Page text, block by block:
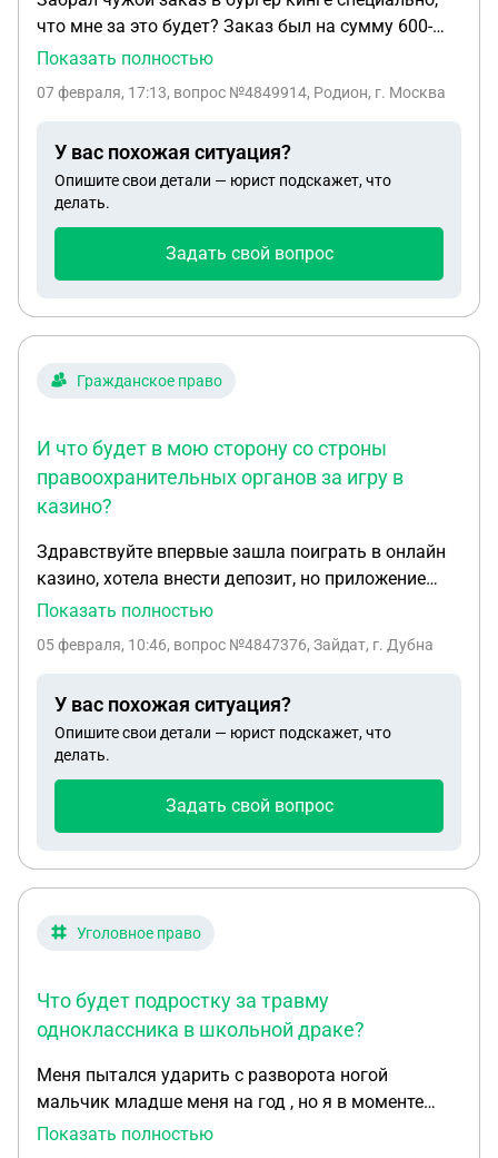
что мне за это будет? Заказ был на сумму 600-
700 рублей, будут ли меня искать ментура, и что
сказал меня ищут работники заведения
Показать полностью
07 февраля, 17:13, вопрос №4849914, Родион, г. Москва
У вас похожая ситуация?
Опишите свои детали — юрист подскажет, что
делать.
Задать свой вопрос
Гражданское право
И что будет в мою сторону со строны
правоохранительных органов за игру в
казино?
Здравствуйте впервые зашла поиграть в онлайн
казино, хотела внести депозит, но приложение
банка заглючило списали 5 раз вместо одного
был сделан перевод, меня послали на три
обратиться в правоохранительные органы с
заявлением ? И что будет в мою сторону со
строны правоохранительных органов за игру в
Показать полностью
05 февраля, 10:46, вопрос №4847376, Зайдат, г. Дубна
У вас похожая ситуация?
Опишите свои детали — юрист подскажет, что
делать.
Задать свой вопрос
Уголовное право
Что будет подростку за травму
одноклассника в школьной драке?
Меня пытался ударить с разворота ногой
мальчик младше меня на год , но я в моменте
взяла его ногу и он упал . Потом когда он встал у
Показать полностью